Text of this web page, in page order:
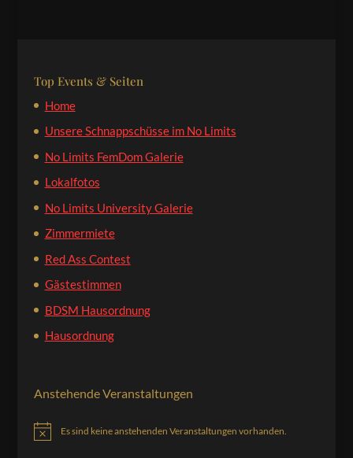
Top Events & Seiten
Home
Unsere Schnappschüsse im No Limits
No Limits FemDom Galerie
Lokalfotos
No Limits University Galerie
Zimmermiete
Red Ass Contest
Gästestimmen
BDSM Hausordnung
Hausordnung
Anstehende Veranstaltungen
HinweisEs sind keine anstehenden Veranstaltungen vorhanden.